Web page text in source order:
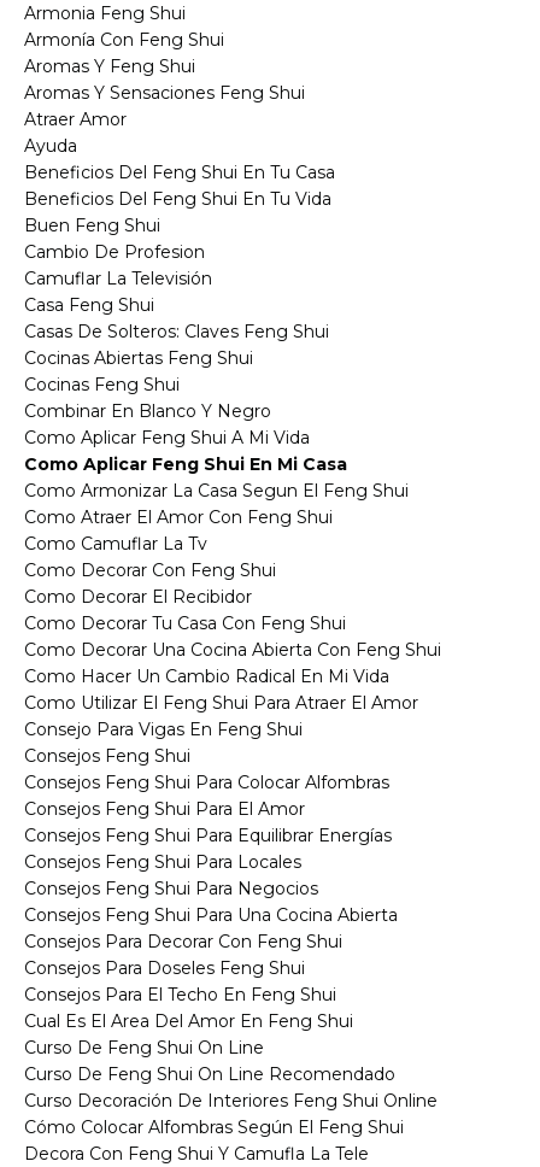
Armonia Feng Shui
Armonía Con Feng Shui
Aromas Y Feng Shui
Aromas Y Sensaciones Feng Shui
Atraer Amor
Ayuda
Beneficios Del Feng Shui En Tu Casa
Beneficios Del Feng Shui En Tu Vida
Buen Feng Shui
Cambio De Profesion
Camuflar La Televisión
Casa Feng Shui
Casas De Solteros: Claves Feng Shui
Cocinas Abiertas Feng Shui
Cocinas Feng Shui
Combinar En Blanco Y Negro
Como Aplicar Feng Shui A Mi Vida
Como Aplicar Feng Shui En Mi Casa
Como Armonizar La Casa Segun El Feng Shui
Como Atraer El Amor Con Feng Shui
Como Camuflar La Tv
Como Decorar Con Feng Shui
Como Decorar El Recibidor
Como Decorar Tu Casa Con Feng Shui
Como Decorar Una Cocina Abierta Con Feng Shui
Como Hacer Un Cambio Radical En Mi Vida
Como Utilizar El Feng Shui Para Atraer El Amor
Consejo Para Vigas En Feng Shui
Consejos Feng Shui
Consejos Feng Shui Para Colocar Alfombras
Consejos Feng Shui Para El Amor
Consejos Feng Shui Para Equilibrar Energías
Consejos Feng Shui Para Locales
Consejos Feng Shui Para Negocios
Consejos Feng Shui Para Una Cocina Abierta
Consejos Para Decorar Con Feng Shui
Consejos Para Doseles Feng Shui
Consejos Para El Techo En Feng Shui
Cual Es El Area Del Amor En Feng Shui
Curso De Feng Shui On Line
Curso De Feng Shui On Line Recomendado
Curso Decoración De Interiores Feng Shui Online
Cómo Colocar Alfombras Según El Feng Shui
Decora Con Feng Shui Y Camufla La Tele